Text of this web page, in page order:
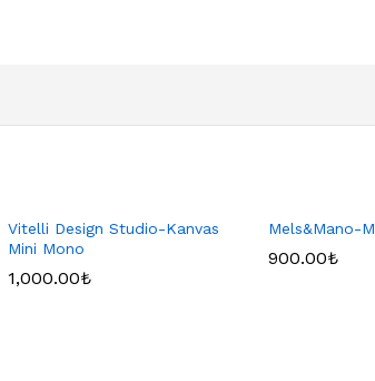
Vitelli Design Studio-Kanvas
Mini Mono
1,000.00₺
Mels&Mano-
900.00₺